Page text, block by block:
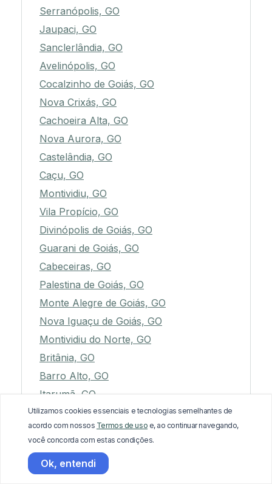
Serranópolis, GO
Jaupaci, GO
Sanclerlândia, GO
Avelinópolis, GO
Cocalzinho de Goiás, GO
Nova Crixás, GO
Cachoeira Alta, GO
Nova Aurora, GO
Castelândia, GO
Caçu, GO
Montividiu, GO
Vila Propício, GO
Divinópolis de Goiás, GO
Guarani de Goiás, GO
Cabeceiras, GO
Palestina de Goiás, GO
Monte Alegre de Goiás, GO
Nova Iguaçu de Goiás, GO
Montividiu do Norte, GO
Britânia, GO
Barro Alto, GO
Itarumã, GO
Americano do Brasil, GO
Bela Vista de Goiás, GO
Água Limpa, GO
Utilizamos cookies essenciais e tecnologias semelhantes de
acordo com nossos Termos de uso e, ao continuar navegando,
você concorda com estas condições.
Ok, entendi